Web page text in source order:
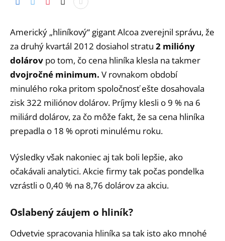
Americký „hliníkový“ gigant Alcoa zverejnil správu, že
za druhý kvartál 2012 dosiahol stratu 2 milióny
dolárov po tom, čo cena hliníka klesla na takmer
dvojročné minimum. V rovnakom období
minulého roka pritom spoločnosť ešte dosahovala
zisk 322 miliónov dolárov. Príjmy klesli o 9 % na 6
miliárd dolárov, za čo môže fakt, že sa cena hliníka
prepadla o 18 % oproti minulému roku.
Výsledky však nakoniec aj tak boli lepšie, ako
očakávali analytici. Akcie firmy tak počas pondelka
vzrástli o 0,40 % na 8,76 dolárov za akciu.
Oslabený záujem o hliník?
Odvetvie spracovania hliníka sa tak isto ako mnohé